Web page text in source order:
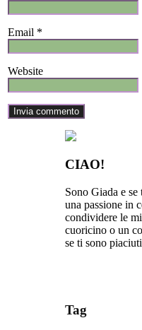
Email *
Website
CIAO!
Sono Giada e
una passione in
condividere le
cuoricino o un
se ti sono
Tag